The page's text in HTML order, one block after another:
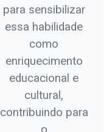
para sensibilizar
essa habilidade
como
enriquecimento
educacional e
cultural,
contribuindo para
o